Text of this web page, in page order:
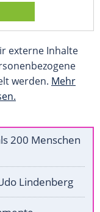
externe Inhalte
werden. Mehr
200 Menschen
Lindenberg